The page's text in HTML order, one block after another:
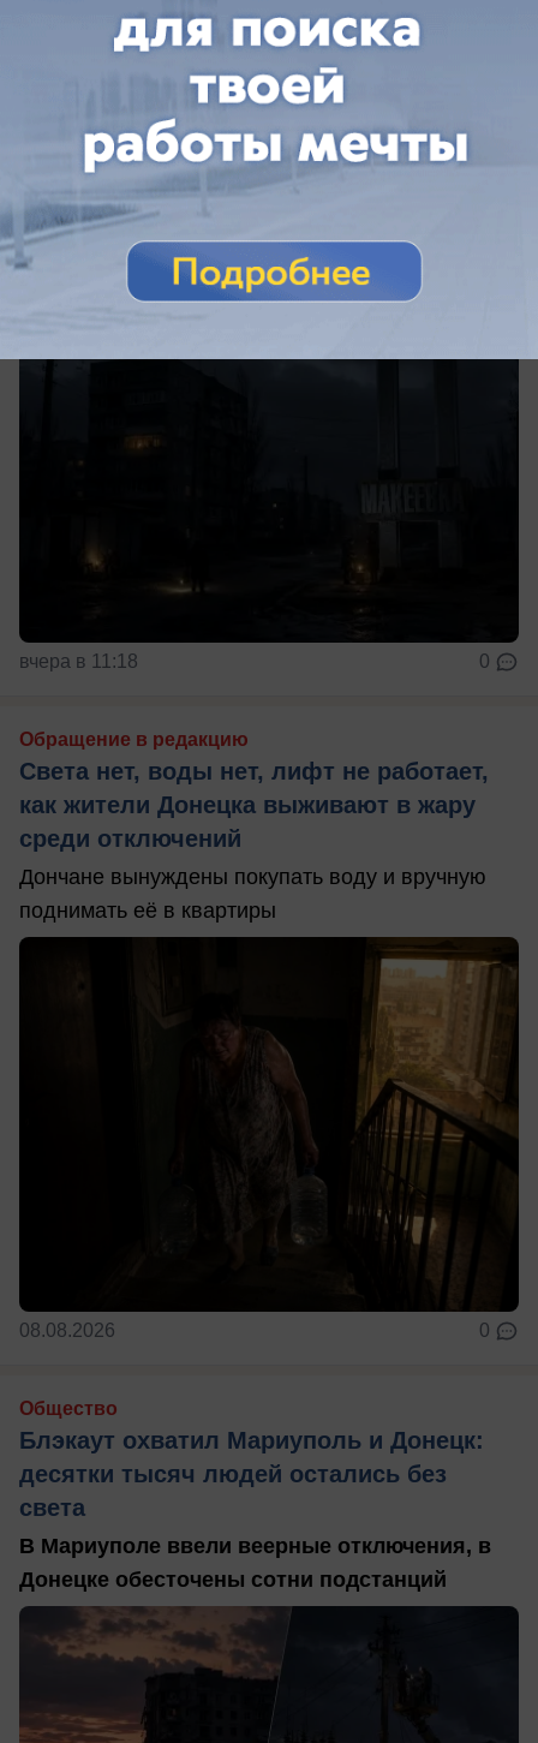
сегодня в 08:45
Блэкаут в Макеевке: отключения света
продолжатся в ближайшие дни
Перебои с электричеством в Макеевке могут
продолжиться в ближайшие дни
вчера в 11:18 0
Обращение в редакцию
Света нет, воды нет, лифт не работает,
как жители Донецка выживают в жару
среди отключений
Дончане вынуждены покупать воду и вручную
поднимать её в квартиры
08.08.2026 0
Общество
Блэкаут охватил Мариуполь и Донецк:
десятки тысяч людей остались без
света
В Мариуполе ввели веерные отключения, в
Донецке обесточены сотни подстанций